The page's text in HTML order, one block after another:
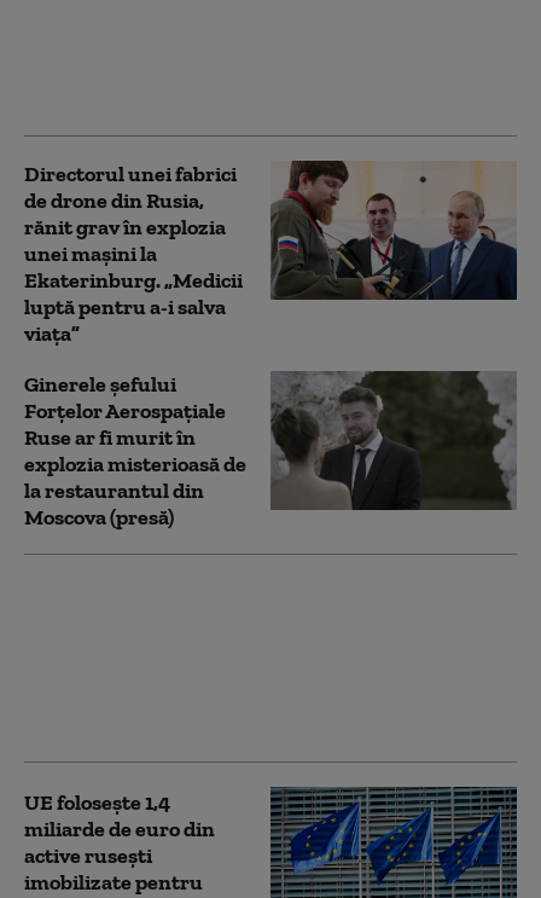
Directorul unei fabrici
de drone din Rusia,
rănit grav în explozia
unei maşini la
Ekaterinburg. „Medicii
luptă pentru a-i salva
viaţa”
Ginerele șefului
Forțelor Aerospațiale
Ruse ar fi murit în
explozia misterioasă de
la restaurantul din
Moscova (presă)
UE folosește 1,4
miliarde de euro din
active rusești
imobilizate pentru